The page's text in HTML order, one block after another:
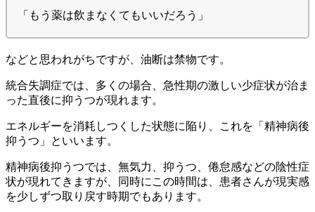
「もう薬は飲まなくてもいいだろう」
などと思われがちですが、油断は禁物です。
統合失調症では、多くの場合、急性期の激しい少症状が治ま
った直後に抑うつが現れます。
エネルギーを消耗しつくした状態に陥り、これを「精神病後
抑うつ」といいます。
精神病後抑うつでは、無気力、抑うつ、倦怠感などの陰性症
状が現れてきますが、同時にこの時間は、患者さんが現実感
を少しずつ取り戻す時期でもあります。